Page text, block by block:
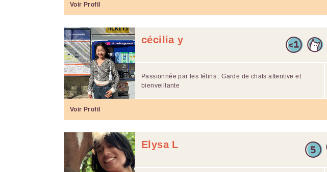
Voir Profil
cécilia y
Passionnée par les félins : Garde de chats attentive et
bienveillante
Voir Profil
Elysa L